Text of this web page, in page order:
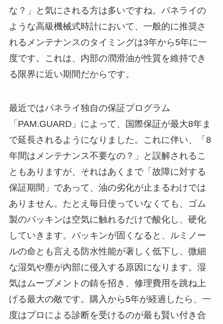
な？」と気にされる方は多いですね。パネライの
ような高級機械式時計において、一般的に推奨さ
れるメンテナンスのタイミングは3年から5年に一
度です。これは、内部の潤滑油が性質を維持でき
る限界に近い期間だからです。
最近ではパネライ独自の保証プログラム
「PAM.GUARD」によって、国際保証が最大8年ま
で延長されるようになりました。これに伴い、「8
年間はメンテナンス不要なの？」と誤解されるこ
ともありますが、それはあくまで「故障に対する
保証期間」であって、油の劣化が止まるわけでは
ありません。たとえ毎日使っていなくても、ゴム
製のパッキンは空気に触れるだけで酸化し、硬化
していきます。パッキンが固くなると、ルミノー
ルの命とも言える防水性能が著しく低下し、微細
な湿気や塵が内部に侵入する原因になります。湿
気はムーブメントの錆を招き、修理費用を跳ね上
げる最大の敵です。購入から5年が経過したら、一
度はプロによる診断を受けるのが最も賢い付き合